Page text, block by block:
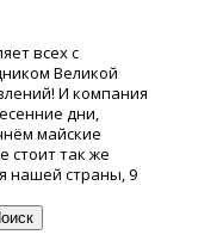
всех с
Великой
И компания
дни,
майские
стоит так же
нашей страны, 9